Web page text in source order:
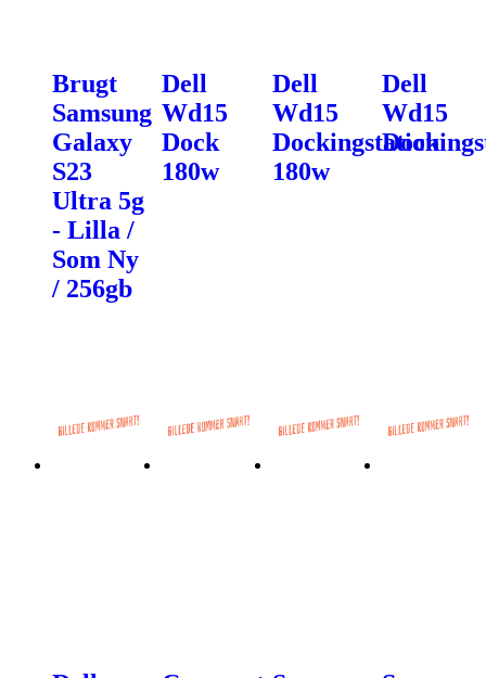
Brugt
Samsung
Galaxy
S23
Ultra 5g
- Lilla /
Som Ny
/ 256gb
Dell
Wd15
Dock
180w
Dell
Wd15
Dockingstation
180w
Dell
Wd15